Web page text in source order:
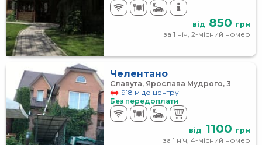
від 850 грн
за 1 ніч, 2-місний номер
Челентано
Славута, Ярослава Мудрого, 3
918 м до центру
Без передоплати
від 1100 грн
за 1 ніч, 4-місний номер